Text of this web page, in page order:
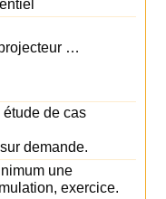
…
étude de cas
demande.
une
exercice.